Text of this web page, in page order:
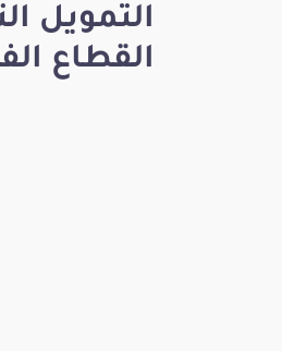
التمويل
القطاع